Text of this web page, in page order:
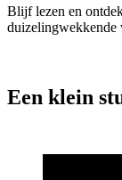
Blijf lezen en
duizelingwekkende
Een klein